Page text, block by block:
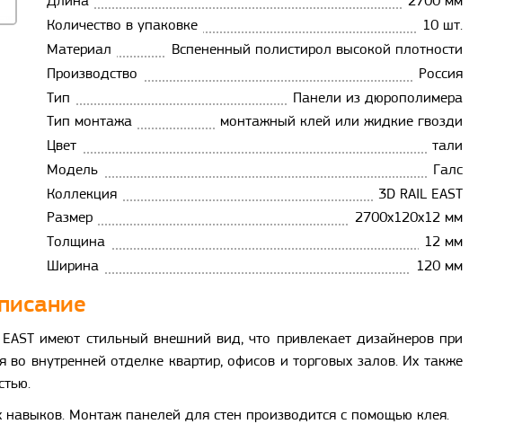
Количество в упаковке
10 шт.
Материал
Вспененный полистирол высокой плотности
Производство
Россия
Тип
Панели из дюрополимера
Тип монтажа
монтажный клей или жидкие гвозди
Цвет
тали
Модель
Галс
Коллекция
3D RAIL EAST
Размер
2700х120х12 мм
Толщина
12 мм
Ширина
120 мм
имеют стильный внешний вид, что привлекает дизайнеров при
внутренней отделке квартир, офисов и торговых залов. Их также
Монтаж панелей для стен производится с помощью клея.